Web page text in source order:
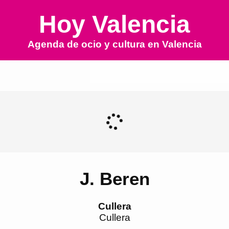
Hoy Valencia
Agenda de ocio y cultura en Valencia
J. Beren
Cullera
Cullera